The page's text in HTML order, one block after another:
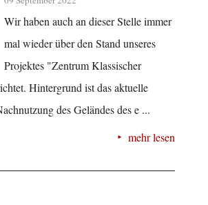
Wir haben auch an dieser Stelle immer
mal wieder über den Stand unseres
Projektes "Zentrum Klassischer
Hintergrund ist das aktuelle
des Geländes des e ...
mehr lesen